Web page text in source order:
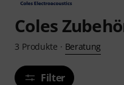
Coles
3 Produkte · Beratung
Filter